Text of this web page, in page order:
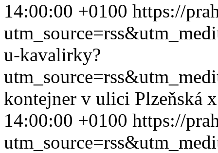
14:00:00 +0100 https://
u-kavalirky?
kontejner v ulici Plzeňská
14:00:00 +0100 https://